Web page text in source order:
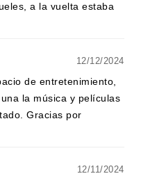
a la vuelta estaba
12/12/2024
de entretenimiento,
la música y películas
Gracias por
12/11/2024